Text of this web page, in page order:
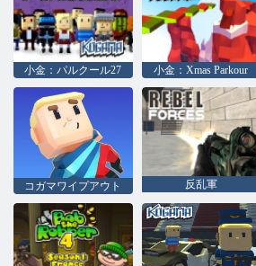
小金：パルクール27 小金：Xmas Parkour
コガマワイプアウト 反乱軍